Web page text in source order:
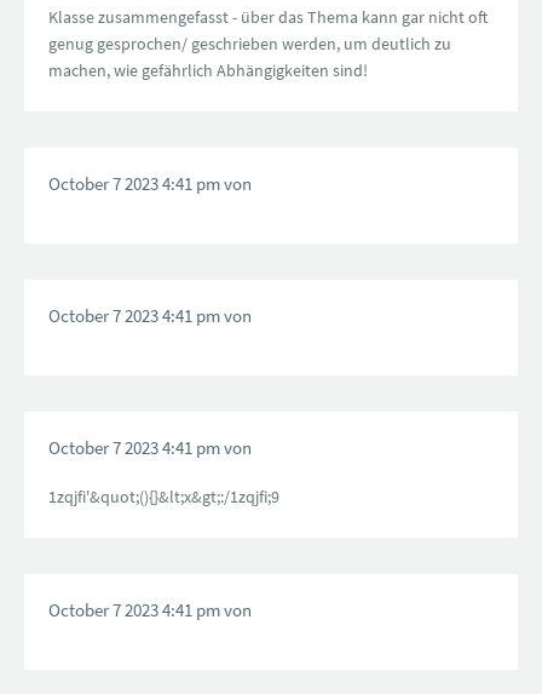
Klasse zusammengefasst - über das Thema kann gar nicht oft
genug gesprochen/ geschrieben werden, um deutlich zu
machen, wie gefährlich Abhängigkeiten sind!
October 7 2023 4:41 pm von
October 7 2023 4:41 pm von
October 7 2023 4:41 pm von
1zqjfi'&quot;(){}&lt;x&gt;:/1zqjfi;9
October 7 2023 4:41 pm von